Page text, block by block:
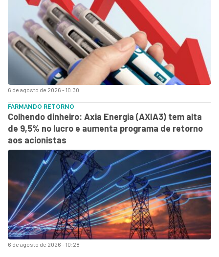
6 de agosto de 2026 - 10:30
6 de agosto de 2026 - 10:28
FARMANDO RETORNO
Colhendo dinheiro: Axia Energia (AXIA3) tem alta
de 9,5% no lucro e aumenta programa de retorno
aos acionistas